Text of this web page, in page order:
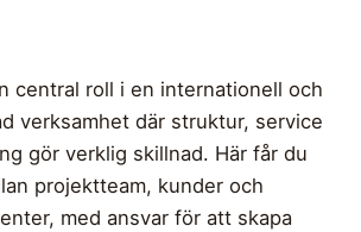
central roll i en internationell och
verksamhet där struktur, service
gör verklig skillnad. Här får du
projektteam, kunder och
med ansvar för att skapa